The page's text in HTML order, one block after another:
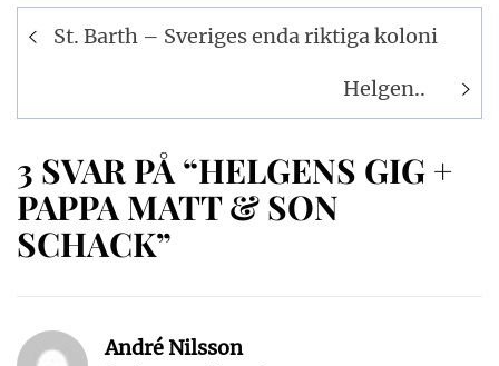
Inläggsnavigering
St. Barth – Sveriges enda riktiga koloni
Helgen..
3 SVAR PÅ “HELGENS GIG +
PAPPA MATT & SON
SCHACK”
André Nilsson